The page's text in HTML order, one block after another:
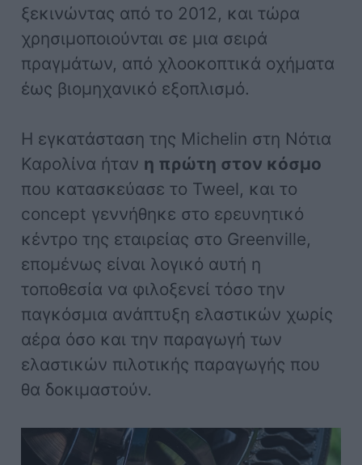
ξεκινώντας από το 2012, και τώρα
χρησιμοποιούνται σε μια σειρά
πραγμάτων, από χλοοκοπτικά οχήματα
έως βιομηχανικό εξοπλισμό.
Η εγκατάσταση της Michelin στη Νότια
Καρολίνα ήταν η πρώτη στον κόσμο
που κατασκεύασε το Tweel, και το
concept γεννήθηκε στο ερευνητικό
κέντρο της εταιρείας στο Greenville,
επομένως είναι λογικό αυτή η
τοποθεσία να φιλοξενεί τόσο την
παγκόσμια ανάπτυξη ελαστικών χωρίς
αέρα όσο και την παραγωγή των
ελαστικών πιλοτικής παραγωγής που
θα δοκιμαστούν.